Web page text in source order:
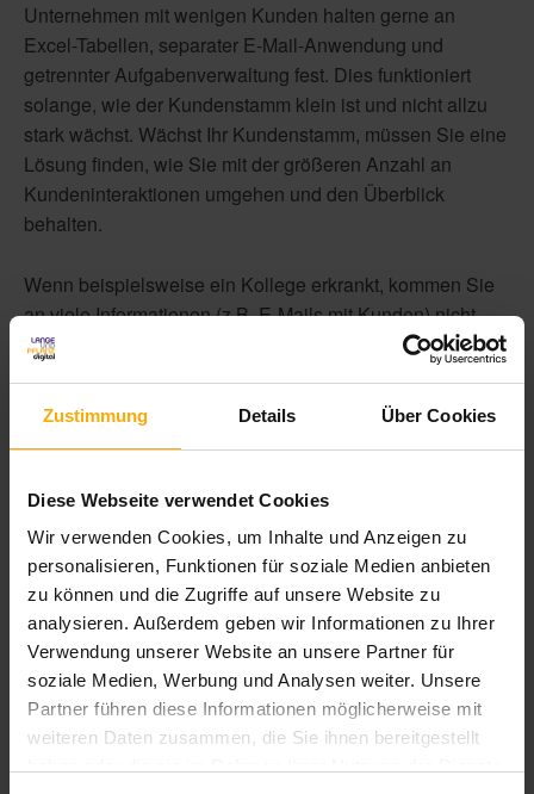
Zustimmung Details Über Cookies
Diese Webseite verwendet Cookies
Wir verwenden Cookies, um Inhalte und Anzeigen zu
personalisieren, Funktionen für soziale Medien anbieten
zu können und die Zugriffe auf unsere Website zu
analysieren. Außerdem geben wir Informationen zu Ihrer
Verwendung unserer Website an unsere Partner für
soziale Medien, Werbung und Analysen weiter. Unsere
Partner führen diese Informationen möglicherweise mit
weiteren Daten zusammen, die Sie ihnen bereitgestellt
Unternehmen mit wenigen Kunden halten gerne an
Excel-Tabellen, separater E-Mail-Anwendung und
getrennter Aufgabenverwaltung fest. Dies funktioniert
solange, wie der Kundenstamm klein ist und nicht allzu
stark wächst. Wächst Ihr Kundenstamm, müssen Sie eine
Lösung finden, wie Sie mit der größeren Anzahl an
Kundeninteraktionen umgehen und den Überblick
behalten.
Wenn beispielsweise ein Kollege erkrankt, kommen Sie
an viele Informationen (z.B. E-Mails mit Kunden) nicht
heran oder müssen lästige Fragen stellen. Auch verlieren
Verkaufsprozesses leicht den Überblick. Oder Sie haben
Probleme, die gesammelten Daten richtig auszuwerten
Ihre Kollegen gerade machen bzw. wer wo welche Hilfe
CRM berührt wichtige
Themenfelder Ihres